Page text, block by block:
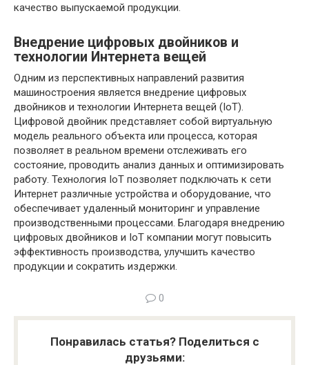
качество выпускаемой продукции.
Внедрение цифровых двойников и
технологии Интернета вещей
Одним из перспективных направлений развития
машиностроения является внедрение цифровых
двойников и технологии Интернета вещей (IoT).
Цифровой двойник представляет собой виртуальную
модель реального объекта или процесса, которая
позволяет в реальном времени отслеживать его
состояние, проводить анализ данных и оптимизировать
работу. Технология IoT позволяет подключать к сети
Интернет различные устройства и оборудование, что
обеспечивает удаленный мониторинг и управление
производственными процессами. Благодаря внедрению
цифровых двойников и IoT компании могут повысить
эффективность производства, улучшить качество
продукции и сократить издержки.
0
Понравилась статья? Поделиться с
друзьями: